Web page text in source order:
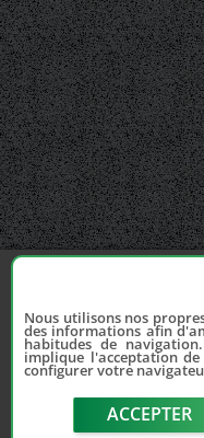
Nous utilisons nos
des informations afin
habitudes de
implique l'acceptation
configurer votre
ACCEPTER